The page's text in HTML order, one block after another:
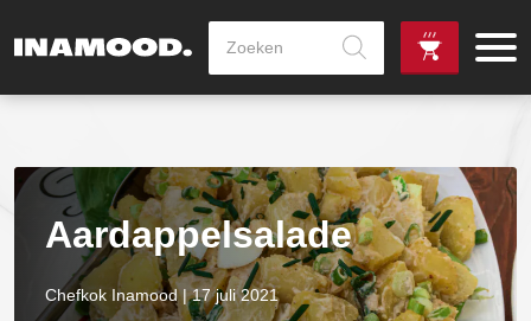
leverdag
mogelijk
vanaf €100,-
Aardappelsalade
Chefkok Inamood | 17 juli 2021